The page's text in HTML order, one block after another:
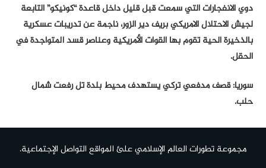
دوي الانفجارات التي سمعت قبل قليل داخل قاعدة “كونيكو” التابعة
لجيش الاحتلال الامريكي بريف دير الزور، ناجمة عن تدريبات عسكرية
بالذخيرة الحية تقوم بها القوات الأمريكية وعناصر قسد المتواجدة في
الحقل.
سوريا: قصف مدفعي تركي يستهدف محيط بلدة تل رفعت شمال
حلب.
مجموعة تطورات العالم الإسلامي علئ المواقع التواصل الإجتماعية.